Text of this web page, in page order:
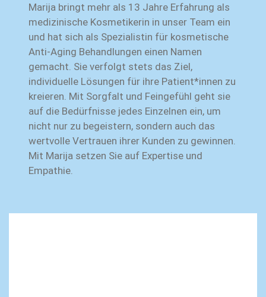
Marija bringt mehr als 13 Jahre Erfahrung als
medizinische Kosmetikerin in unser Team ein
und hat sich als Spezialistin für kosmetische
Anti-Aging Behandlungen einen Namen
gemacht. Sie verfolgt stets das Ziel,
individuelle Lösungen für ihre Patient*innen zu
kreieren. Mit Sorgfalt und Feingefühl geht sie
auf die Bedürfnisse jedes Einzelnen ein, um
nicht nur zu begeistern, sondern auch das
wertvolle Vertrauen ihrer Kunden zu gewinnen.
Mit Marija setzen Sie auf Expertise und
Empathie.